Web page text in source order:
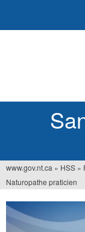
Vous
êtes
ici
www.gov.nt.ca » HSS »
Naturopathe praticien